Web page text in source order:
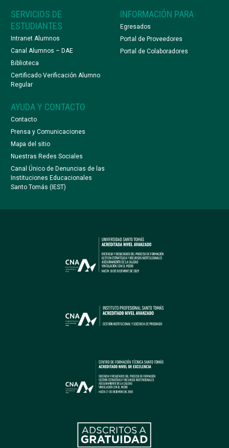
SERVICIOS DE
ESTUDIANTES
Intranet Alumnos
Canal Alumnos – DAE
Biblioteca
Certificado Verificación Alumno
Regular
INFORMACIÓN PARA
Egresados
Portal de Proveedores
Portal de Colaboradores
AYUDA Y CONTACTO
Contacto
Prensa y Comunicaciones
Mapa del sitio
Nuestras Redes Sociales
Canal Único de Denuncias de las
Instituciones Educacionales
Santo Tomás (IEST)